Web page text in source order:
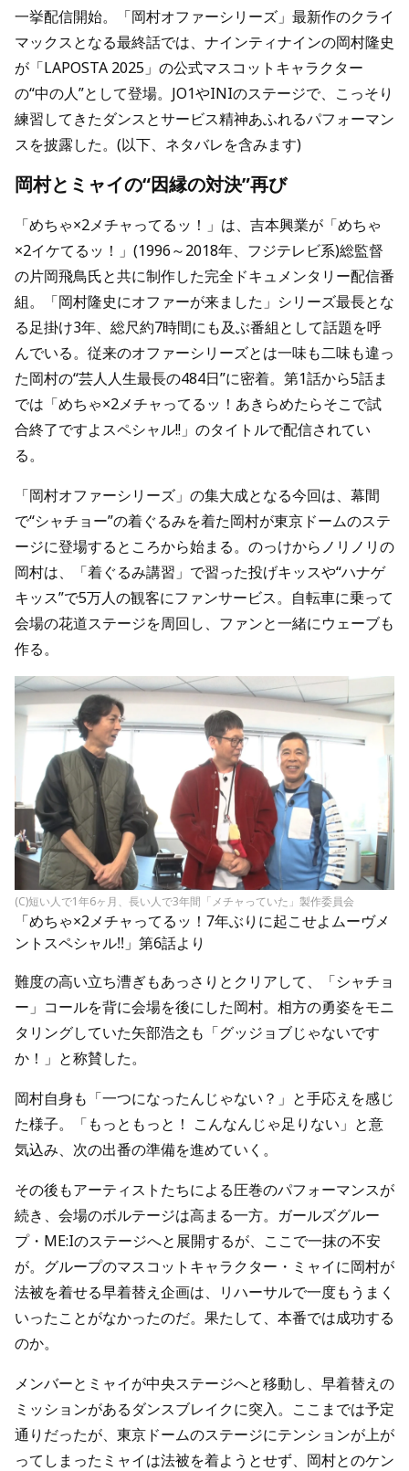
一挙配信開始。「岡村オファーシリーズ」最新作のクライ
マックスとなる最終話では、ナインティナインの岡村隆史
が「LAPOSTA 2025」の公式マスコットキャラクター
の“中の人”として登場。JO1やINIのステージで、こっそり
練習してきたダンスとサービス精神あふれるパフォーマン
スを披露した。(以下、ネタバレを含みます)
岡村とミャイの“因縁の対決”再び
「めちゃ×2メチャってるッ！」は、吉本興業が「めちゃ
×2イケてるッ！」(1996～2018年、フジテレビ系)総監督
の片岡飛鳥氏と共に制作した完全ドキュメンタリー配信番
組。「岡村隆史にオファーが来ました」シリーズ最長とな
る足掛け3年、総尺約7時間にも及ぶ番組として話題を呼
んでいる。従来のオファーシリーズとは一味も二味も違っ
た岡村の“芸人人生最長の484日”に密着。第1話から5話ま
では「めちゃ×2メチャってるッ！あきらめたらそこで試
合終了ですよスペシャル!!」のタイトルで配信されてい
る。
「岡村オファーシリーズ」の集大成となる今回は、幕間
で“シャチョー”の着ぐるみを着た岡村が東京ドームのステ
ージに登場するところから始まる。のっけからノリノリの
岡村は、「着ぐるみ講習」で習った投げキッスや“ハナゲ
キッス”で5万人の観客にファンサービス。自転車に乗って
会場の花道ステージを周回し、ファンと一緒にウェーブも
作る。
(C)短い人で1年6ヶ月、長い人で3年間「メチャっていた」製作委員会
「めちゃ×2メチャってるッ！7年ぶりに起こせよムーヴメ
ントスペシャル!!」第6話より
難度の高い立ち漕ぎもあっさりとクリアして、「シャチョ
ー」コールを背に会場を後にした岡村。相方の勇姿をモニ
タリングしていた矢部浩之も「グッジョブじゃないです
か！」と称賛した。
岡村自身も「一つになったんじゃない？」と手応えを感じ
た様子。「もっともっと！ こんなんじゃ足りない」と意
気込み、次の出番の準備を進めていく。
その後もアーティストたちによる圧巻のパフォーマンスが
続き、会場のボルテージは高まる一方。ガールズグルー
プ・ME:Iのステージへと展開するが、ここで一抹の不安
が。グループのマスコットキャラクター・ミャイに岡村が
法被を着せる早着替え企画は、リハーサルで一度もうまく
いったことがなかったのだ。果たして、本番では成功する
のか。
メンバーとミャイが中央ステージへと移動し、早着替えの
ミッションがあるダンスブレイクに突入。ここまでは予定
通りだったが、東京ドームのステージにテンションが上が
ってしまったミャイは法被を着ようとせず、岡村とのケン